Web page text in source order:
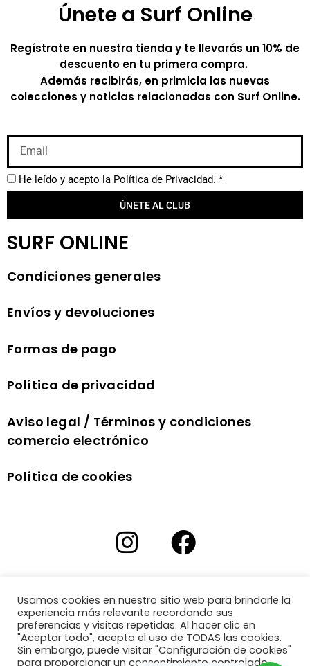
Únete a Surf Online
Regístrate en nuestra tienda y te llevarás un 10% de
descuento en tu primera compra.
Además recibirás, en primicia las nuevas
colecciones y noticias relacionadas con Surf Online.
He leído y acepto la Política de Privacidad. *
ÚNETE AL CLUB
SURF ONLINE
Condiciones generales
Envíos y devoluciones
Formas de pago
Política de privacidad
Aviso legal / Términos y condiciones
comercio electrónico
Política de cookies
Usamos cookies en nuestro sitio web para brindarle la
experiencia más relevante recordando sus
preferencias y visitas repetidas. Al hacer clic en
"Aceptar todo", acepta el uso de TODAS las cookies.
Sin embargo, puede visitar "Configuración de cookies"
para proporcionar un consentimiento controlado.